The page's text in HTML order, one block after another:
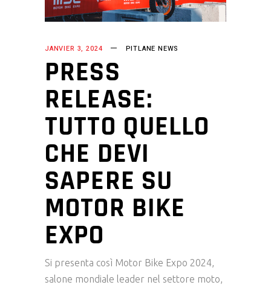
JANVIER 3, 2024 PITLANE NEWS
PRESS
RELEASE:
TUTTO QUELLO
CHE DEVI
SAPERE SU
MOTOR BIKE
EXPO
Si presenta così Motor Bike Expo 2024,
salone mondiale leader nel settore moto,